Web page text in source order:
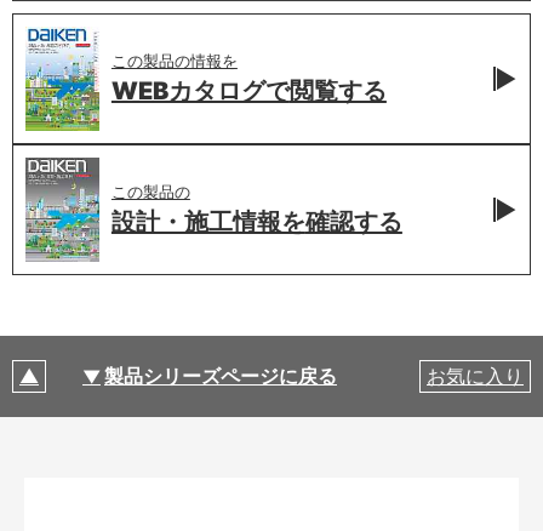
この製品の情報を
WEBカタログで閲覧する
この製品の
設計・施工情報を確認する
製品シリーズページに戻る お気に入り